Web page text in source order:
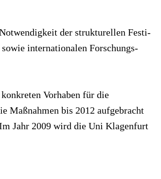
der strukturellen Festi-
internationalen Forschungs-
Vorhaben für die
Maßnahmen bis 2012 aufgebracht
Jahr 2009 wird die Uni Klagenfurt